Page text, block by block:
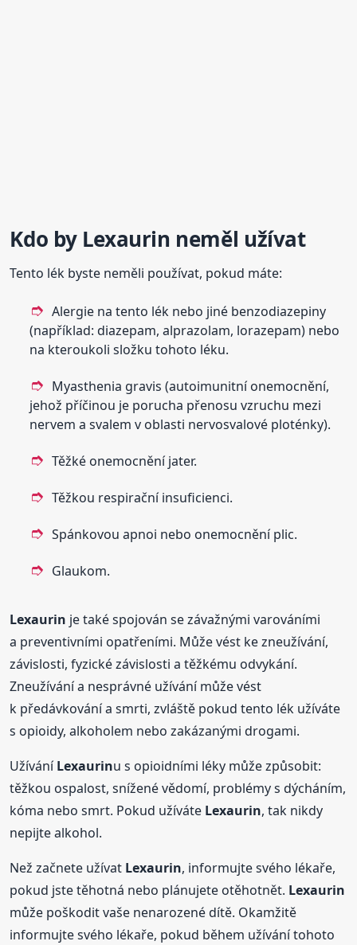
Kdo by Lexaurin neměl užívat
Tento lék byste neměli používat, pokud máte:
Alergie na tento lék nebo jiné benzodiazepiny
(například: diazepam, alprazolam, lorazepam) nebo
na kteroukoli složku tohoto léku.
Myasthenia gravis (autoimunitní onemocnění,
jehož příčinou je porucha přenosu vzruchu mezi
nervem a svalem v oblasti nervosvalové ploténky).
Těžké onemocnění jater.
Těžkou respirační insuficienci.
Spánkovou apnoi nebo onemocnění plic.
Glaukom.
Lexaurin je také spojován se závažnými varováními
a preventivními opatřeními. Může vést ke zneužívání,
závislosti, fyzické závislosti a těžkému odvykání.
Zneužívání a nesprávné užívání může vést
k předávkování a smrti, zvláště pokud tento lék užíváte
s opioidy, alkoholem nebo zakázanými drogami.
UžíváníLexaurinu s opioidními léky může způsobit:
těžkou ospalost, snížené vědomí, problémy s dýcháním,
kóma nebo smrt. Pokud užíváte Lexaurin, tak nikdy
nepijte alkohol.
Než začnete užívat Lexaurin, informujte svého lékaře,
pokud jste těhotná nebo plánujete otěhotnět. Lexaurin
může poškodit vaše nenarozené dítě. Okamžitě
informujte svého lékaře, pokud během užívání tohoto